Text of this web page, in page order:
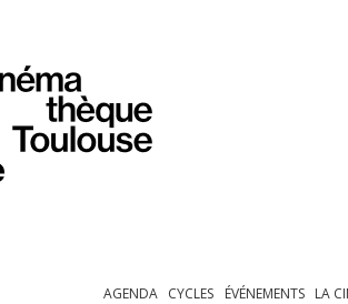
AGENDA CYCLES ÉVÉNEMENTS LA